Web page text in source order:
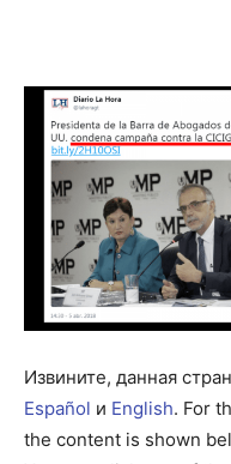
Извините, данная
Español и English. For
the content is shown